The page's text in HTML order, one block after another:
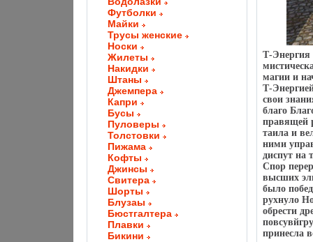
Футболки
Майки
Трусы женские
Носки
Жилеты
Накидки
Штаны
Джемпера
Капри
Бусы
Пуловеры
Толстовки
Пижама
Кофты
Джинсы
Свитера
Шорты
Блузаы
Бюстгалтера
Плавки
Бикини
Т-Энергия
магии и
Т-
свои
благо
правящей
таила и
ними
диспут на
Спор
высших
было
рухнуло
обрести
принесла